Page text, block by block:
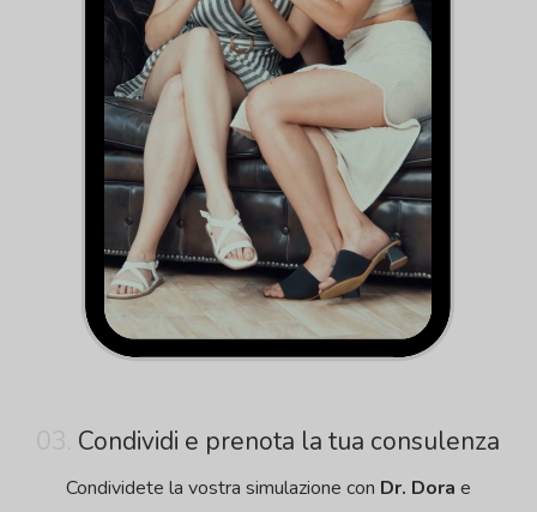
Condividi e prenota la tua consulenza
Condividete la vostra simulazione con Dr. Dora e